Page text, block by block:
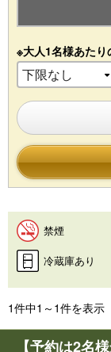
※大人1名様あたり
禁煙
冷蔵庫あり
1件中1～1件を表示
【予約は2名